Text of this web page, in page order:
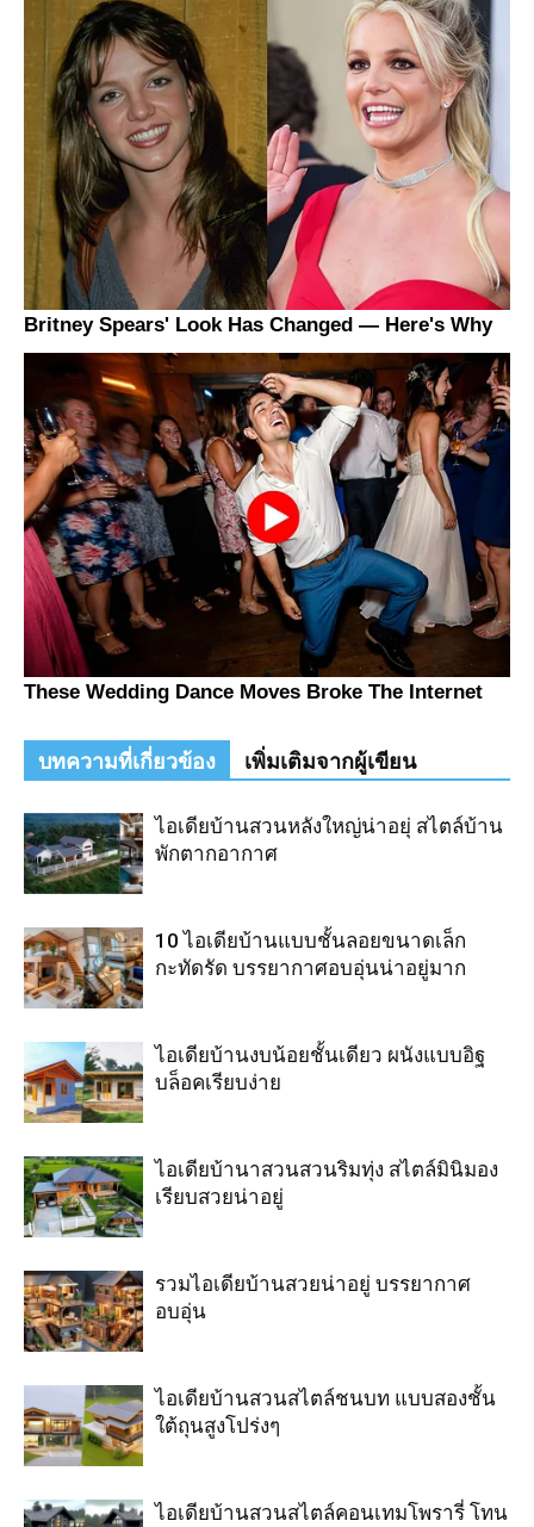
บทความที่เกี่ยวข้อง เพิ่มเติมจากผู้เขียน
ไอเดียบ้านสวนหลังใหญ่น่าอยุ่ สไตล์บ้าน
พักตากอากาศ
10 ไอเดียบ้านแบบชั้นลอยขนาดเล็ก
กะทัดรัด บรรยากาศอบอุ่นน่าอยู่มาก
ไอเดียบ้านงบน้อยชั้นเดียว ผนังแบบอิฐ
บล็อคเรียบง่าย
ไอเดียบ้านาสวนสวนริมทุ่ง สไตล์มินิมอง
เรียบสวยน่าอยู่
รวมไอเดียบ้านสวยน่าอยู่ บรรยากาศ
อบอุ่น
ไอเดียบ้านสวนสไตล์ชนบท แบบสองชั้น
ใต้ถุนสูงโปร่งๆ
ไอเดียบ้านสวนสไตล์คอนเทมโพรารี่ โทน